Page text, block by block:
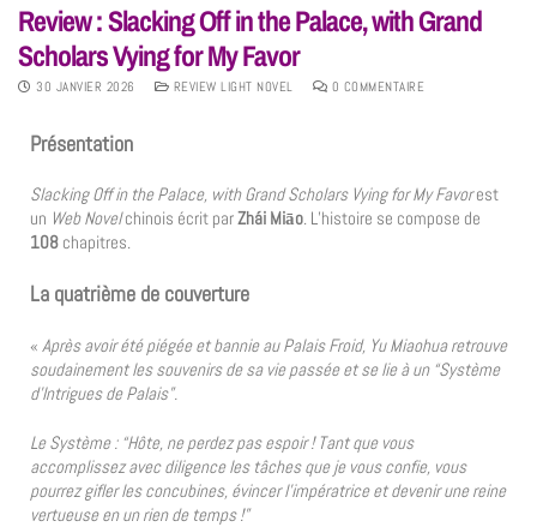
Review : Slacking Off in the Palace, with Grand
Scholars Vying for My Favor
30 JANVIER 2026 REVIEW LIGHT NOVEL 0 COMMENTAIRE
Présentation
Slacking Off in the Palace, with Grand Scholars Vying for My Favorest
un Web Novelchinois écrit parZhái Miāo. L’histoire se compose de
108 chapitres.
La quatrième de couverture
« Après avoir été piégée et bannie au Palais Froid, Yu Miaohua retrouve
soudainement les souvenirs de sa vie passée et se lie à un “Système
d’Intrigues de Palais”.
Le Système : “Hôte, ne perdez pas espoir ! Tant que vous
accomplissez avec diligence les tâches que je vous confie, vous
pourrez gifler les concubines, évincer l’impératrice et devenir une reine
vertueuse en un rien de temps !”